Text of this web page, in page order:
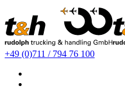
+49 (0)711 / 794 76 100